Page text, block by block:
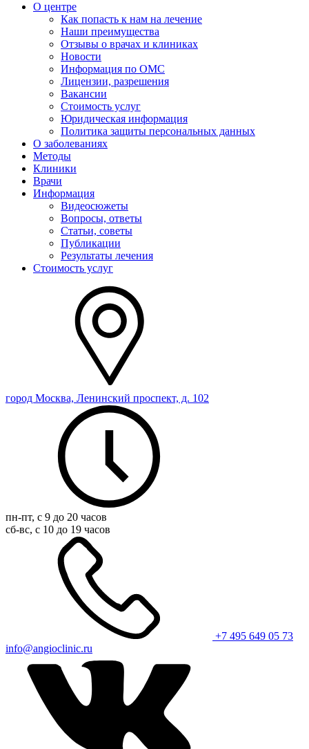
О центре
Как попасть к нам на лечение
Наши преимущества
Отзывы о врачах и клиниках
Новости
Информация по ОМС
Лицензии, разрешения
Вакансии
Стоимость услуг
Юридическая информация
Политика защиты персональных данных
О заболеваниях
Методы
Клиники
Врачи
Информация
Видеосюжеты
Вопросы, ответы
Статьи, советы
Публикации
Результаты лечения
Стоимость услуг
город Москва, Ленинский проспект, д. 102
пн-пт, с 9 до 20 часов
сб-вс, с 10 до 19 часов
+7 495 649 05 73
info@angioclinic.ru